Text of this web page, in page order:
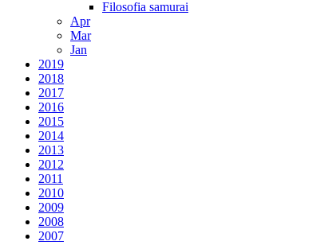
Filosofia samurai
Apr
Mar
Jan
2019
2018
2017
2016
2015
2014
2013
2012
2011
2010
2009
2008
2007